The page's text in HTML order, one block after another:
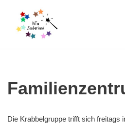
Zum
Die Krabbelgruppe trifft sich freitags